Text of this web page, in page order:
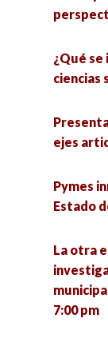
¿Qué
ciencias
ejes
Pymes
Estado
La otra
7:00 pm